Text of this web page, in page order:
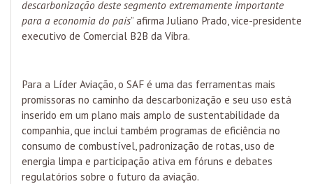
descarbonização deste segmento extremamente importante
para a economia do país” afirma Juliano Prado, vice-presidente
executivo de Comercial B2B da Vibra.
Para a Líder Aviação, o SAF é uma das ferramentas mais
promissoras no caminho da descarbonização e seu uso está
inserido em um plano mais amplo de sustentabilidade da
companhia, que inclui também programas de eficiência no
consumo de combustível, padronização de rotas, uso de
energia limpa e participação ativa em fóruns e debates
regulatórios sobre o futuro da aviação.